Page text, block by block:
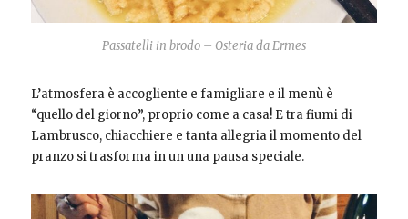
Passatelli in brodo – Osteria da Ermes
L’atmosfera è accogliente e famigliare e il menù è
“quello del giorno”, proprio come a casa! E tra fiumi di
Lambrusco, chiacchiere e tanta allegria il momento del
pranzo si trasforma in un una pausa speciale.